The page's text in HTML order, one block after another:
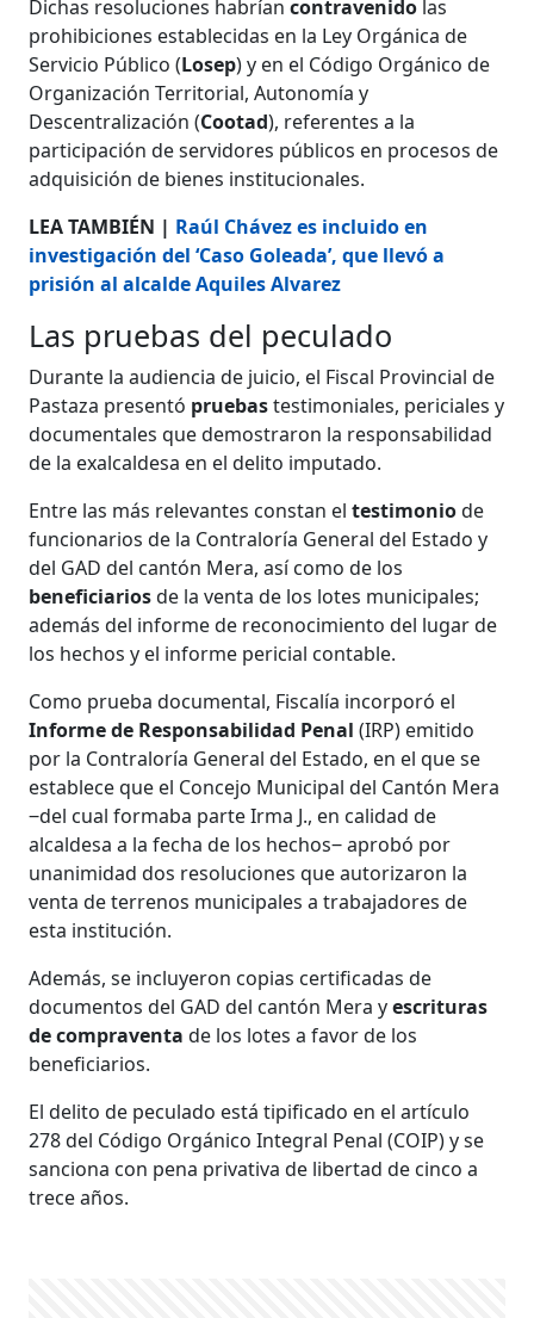
Dichas resoluciones habríancontravenido las
prohibiciones establecidas en la Ley Orgánica de
Servicio Público (Losep) y en el Código Orgánico de
Organización Territorial, Autonomía y
Descentralización (Cootad), referentes a la
participación de servidores públicos en procesos de
adquisición de bienes institucionales.
LEA TAMBIÉN | Raúl Chávez es incluido en
investigación del ‘Caso Goleada’, que llevó a
prisión al alcalde Aquiles Alvarez
Las pruebas del peculado
Durante la audiencia de juicio, el Fiscal Provincial de
Pastaza presentó pruebastestimoniales, periciales y
documentales que demostraron la responsabilidad
de la exalcaldesa en el delito imputado.
Entre las más relevantes constan eltestimoniode
funcionarios de la Contraloría General del Estado y
del GAD del cantón Mera, así como de los
beneficiariosde la venta de los lotes municipales;
además del informe de reconocimiento del lugar de
los hechos y el informe pericial contable.
Como prueba documental, Fiscalía incorporó el
Informe de Responsabilidad Penal (IRP) emitido
por la Contraloría General del Estado, en el que se
establece que el Concejo Municipal del Cantón Mera
‒del cual formaba parte Irma J., en calidad de
alcaldesa a la fecha de los hechos‒ aprobó por
unanimidad dos resoluciones que autorizaron la
venta de terrenos municipales a trabajadores de
esta institución.
Además, se incluyeron copias certificadas de
documentos del GAD del cantón Mera yescrituras
de compraventa de los lotes a favor de los
beneficiarios.
El delito de peculado está tipificado en el artículo
278 del Código Orgánico Integral Penal (COIP) y se
sanciona con pena privativa de libertad de cinco a
trece años.